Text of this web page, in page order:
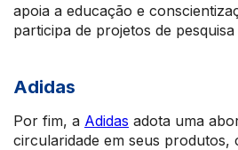
apoia a educação e
participa de projetos de
Adidas
Por fim, a Adidas adota uma
circularidade em seus produtos,